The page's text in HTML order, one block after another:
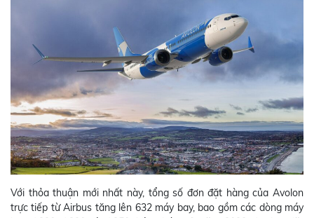
Với thỏa thuận mới nhất này, tổng số đơn đặt hàng của Avolon
trực tiếp từ Airbus tăng lên 632 máy bay, bao gồm các dòng máy